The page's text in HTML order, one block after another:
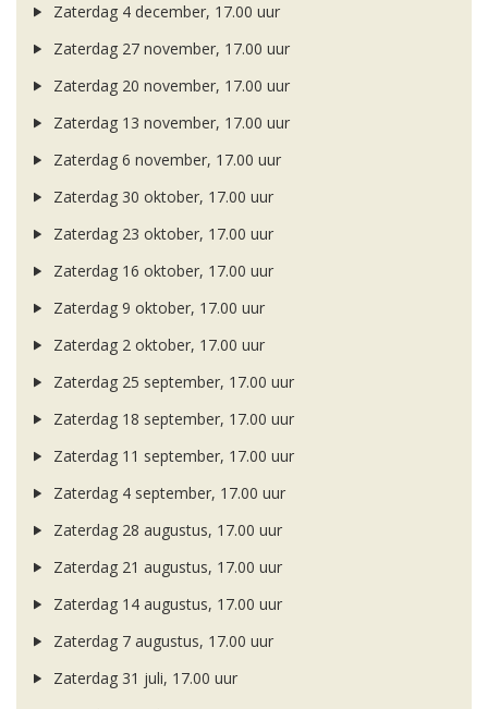
Zaterdag 4 december, 17.00 uur
Zaterdag 27 november, 17.00 uur
Zaterdag 20 november, 17.00 uur
Zaterdag 13 november, 17.00 uur
Zaterdag 6 november, 17.00 uur
Zaterdag 30 oktober, 17.00 uur
Zaterdag 23 oktober, 17.00 uur
Zaterdag 16 oktober, 17.00 uur
Zaterdag 9 oktober, 17.00 uur
Zaterdag 2 oktober, 17.00 uur
Zaterdag 25 september, 17.00 uur
Zaterdag 18 september, 17.00 uur
Zaterdag 11 september, 17.00 uur
Zaterdag 4 september, 17.00 uur
Zaterdag 28 augustus, 17.00 uur
Zaterdag 21 augustus, 17.00 uur
Zaterdag 14 augustus, 17.00 uur
Zaterdag 7 augustus, 17.00 uur
Zaterdag 31 juli, 17.00 uur